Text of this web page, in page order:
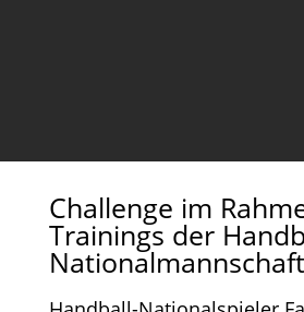
Challenge im
Trainings der
Nationalmannschaft